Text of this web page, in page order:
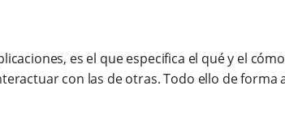
es el que especifica el qué y el
con las de otras. Todo ello de forma